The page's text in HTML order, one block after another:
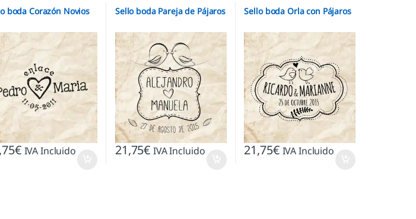
boda Corazón Novios
€ IVA Incluido
Sello boda Pareja de Pájaros
21,75€ IVA Incluido
Sello boda Orla con Pájaros
21,75€ IVA Incluido